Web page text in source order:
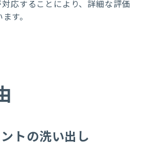
応することにより、詳細な評価
す。
トの洗い出し